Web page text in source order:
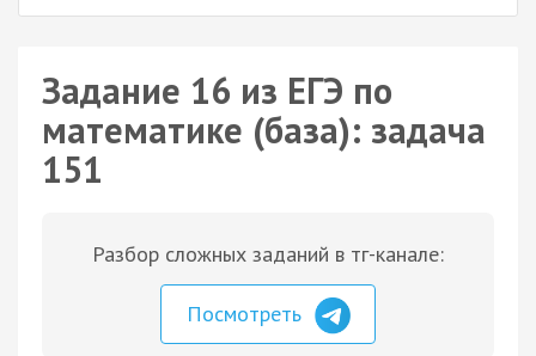
Задание 16 из ЕГЭ по
математике (база): задача
151
Разбор сложных заданий в тг-канале:
Посмотреть